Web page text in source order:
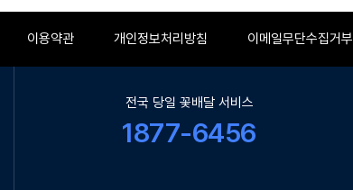
이용약관 개인정보처리방침 이메일무단수집거부
전국 당일 꽃배달 서비스
1877-6456